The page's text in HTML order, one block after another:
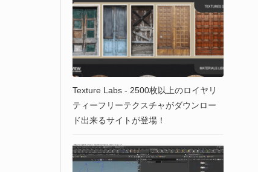
Texture Labs - 2500枚以上のロイヤリ
ティーフリーテクスチャがダウンロー
ド出来るサイトが登場！